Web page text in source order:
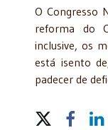
O Congresso
reforma do
inclusive, os
está isento
padecer de
Share